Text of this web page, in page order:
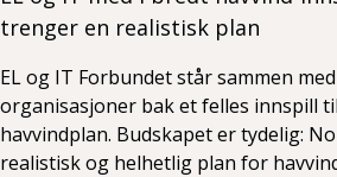
trenger en realistisk plan
EL og IT Forbundet står sammen
organisasjoner bak et felles innspill
havvindplan. Budskapet er tydelig:
realistisk og helhetlig plan for